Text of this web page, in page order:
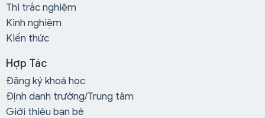
về lái xe, về luật lệ.
Thi trắc nghiệm
Kinh nghiệm
Kiến thức
Hợp Tác
Đăng ký khoá học
Định danh trường/Trung tâm
Giới thiệu bạn bè